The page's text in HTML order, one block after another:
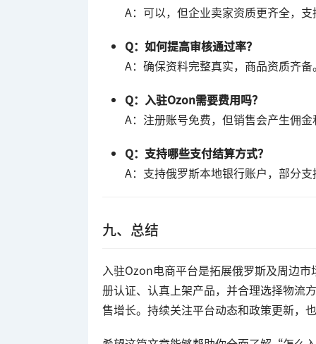
A：可以，但企业卖家资质更齐全，
Q：如何提高审核通过率？
A：确保资料完整真实，商品资质齐备
Q：入驻Ozon需要费用吗？
A：注册账号免费，但销售会产生佣
Q：支持哪些支付结算方式？
A：支持俄罗斯本地银行账户，部分
九、总结
入驻Ozon电商平台是拓展俄罗斯及周边
册认证、认真上架产品，并合理选择物流
售增长。持续关注平台动态和政策更新，